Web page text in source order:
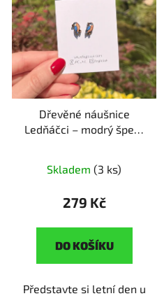
Dřevěné náušnice
Ledňáčci – modrý šperk
milovnice přírody
Skladem (3 ks)
279 Kč
DO KOŠÍKU
Představte si letní den u